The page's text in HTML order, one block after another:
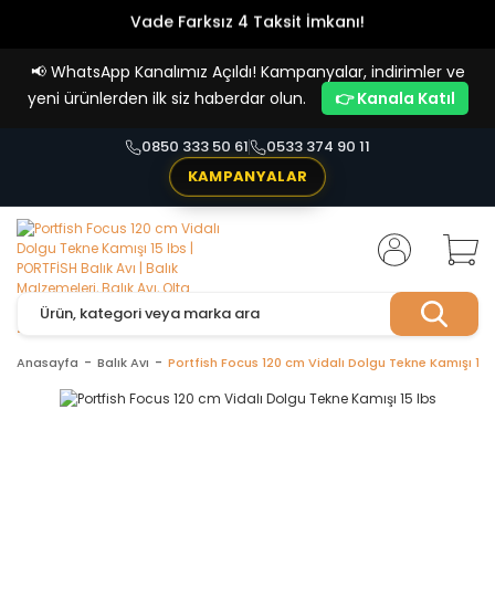
Vade Farksız 4 Taksit İmkanı!
📢 WhatsApp Kanalımız Açıldı! Kampanyalar, indirimler ve
yeni ürünlerden ilk siz haberdar olun.
👉 Kanala Katıl
0850 333 50 61
0533 374 90 11
KAMPANYALAR
Anasayfa Balık Avı Portfish Focus 120 cm Vidalı Dolgu Tekne Kamışı 15